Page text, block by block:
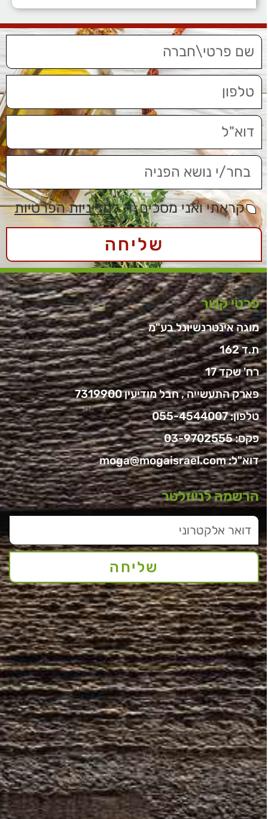
קראתי ואני מסכים\ה למדיניות הפרטיות
שליחה
פרטי קשר
מוגה אינטרנשיונל בע"מ
ת.ד 162
רח' שקד 17
פארק התעשייה , חבל מודיעין 7319900
טלפון:055-4544007
פקס: 03-9702555
דוא"ל:moga@mogaisrael.com
הרשמה לניוזלטר
שליחה